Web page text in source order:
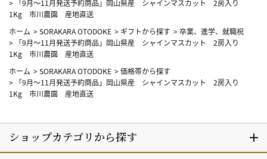
> 「9月～11月発送予約商品」岡山県産 シャインマスカット 2房入り
1Kg 市川農園 産地直送
ホーム >SORAKARA OTODOKE > ギフトから探す >卒業、進学、就職祝
> 「9月～11月発送予約商品」岡山県産 シャインマスカット 2房入り
1Kg 市川農園 産地直送
ホーム >SORAKARA OTODOKE >価格帯から探す
> 「9月～11月発送予約商品」岡山県産 シャインマスカット 2房入り
1Kg 市川農園 産地直送